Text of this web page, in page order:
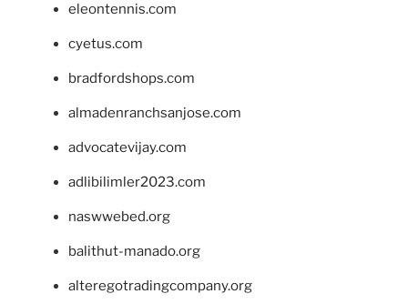
eleontennis.com
cyetus.com
bradfordshops.com
almadenranchsanjose.com
advocatevijay.com
adlibilimler2023.com
naswwebed.org
balithut-manado.org
alteregotradingcompany.org